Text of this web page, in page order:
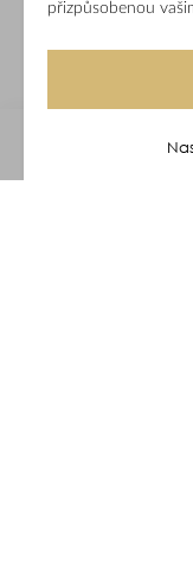
přizpůsobenou